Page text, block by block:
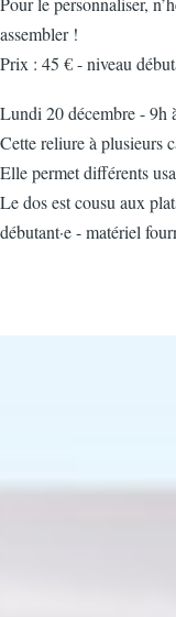
assembler !
Prix : 45 € - niveau
Lundi 20 décembre - 9h
Cette reliure à plusieurs
Elle permet différents
Le dos est cousu aux
débutant·e - matériel